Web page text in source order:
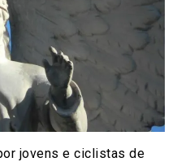
jovens e ciclistas de